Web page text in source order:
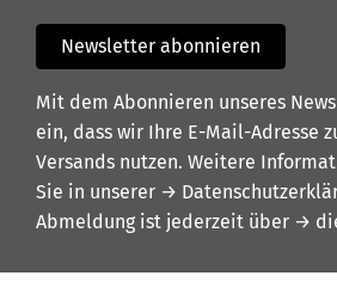
Newsletter abonnieren
Mit dem Abonnieren unseres
ein, dass wir Ihre E-Mail-Adresse
Versands nutzen. Weitere
Sie in unserer →
Abmeldung ist jederzeit über →